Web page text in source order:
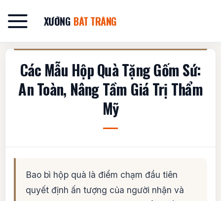
qua
nội
dung
XƯỞNG BÁT TRÀNG
Các Mẫu Hộp Quà Tặng Gốm Sứ:
An Toàn, Nâng Tầm Giá Trị Thẩm
Mỹ
Bao bì hộp quà là điểm chạm đầu tiên
quyết định ấn tượng của người nhận và